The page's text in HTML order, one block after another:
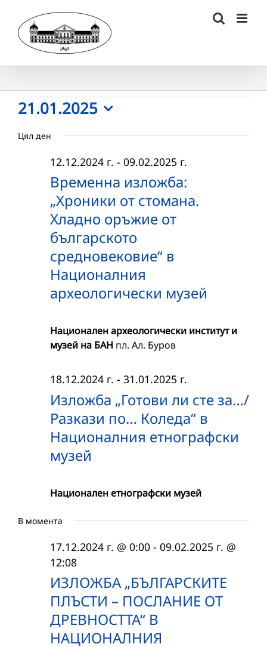
content
Събития
for
21.01.2025
21.01.2025
date.
Цял ден
Временна изложба:
„Хроники от стомана.
Хладно оръжие от
българското
средновековие“ в
Националния
археологически музей
12.12.2024 г. - 09.02.2025 г.
Национален археологически институт и
музей на БАН пл. Ал. Буров
Изложба „Готови ли сте за…/
Разкази по… Коледа“ в
Националния етнографски
музей
18.12.2024 г. - 31.01.2025 г.
Национален етнографски музей
В момента
ИЗЛОЖБА „БЪЛГАРСКИТЕ
ПЛЪСТИ – ПОСЛАНИЕ ОТ
ДРЕВНОСТТА“ В
НАЦИОНАЛНИЯ
17.12.2024 г. @ 0:00 - 09.02.2025 г. @
12:08